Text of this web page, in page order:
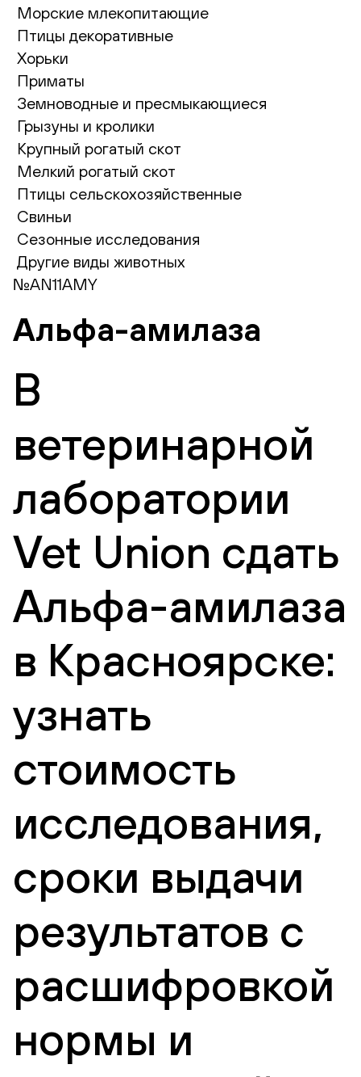
Морские млекопитающие
Птицы декоративные
Хорьки
Приматы
Земноводные и пресмыкающиеся
Грызуны и кролики
Крупный рогатый скот
Мелкий рогатый скот
Птицы сельскохозяйственные
Свиньи
Сезонные исследования
Другие виды животных
№AN11AMY
Альфа-амилаза
В
ветеринарной
лаборатории
Vet Union сдать
Альфа-амилаза
в Красноярске:
узнать
стоимость
исследования,
сроки выдачи
результатов с
расшифровкой
нормы и